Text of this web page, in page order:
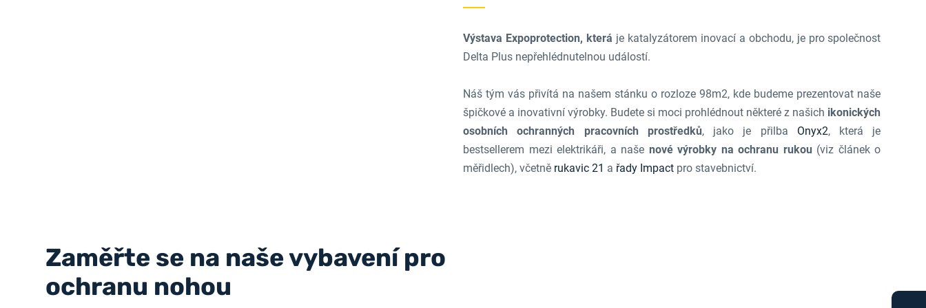
Výstava Expoprotection, která je katalyzátorem inovací a obchodu, je pro společnost
Delta Plus nepřehlédnutelnou událostí.
Náš tým vás přivítá na našem stánku o rozloze 98m2, kde budeme prezentovat naše
špičkové a inovativní výrobky. Budete si moci prohlédnout některé z našich ikonických
osobních ochranných pracovních prostředků, jako je přilba Onyx2, která je
bestsellerem mezi elektrikáři, a naše nové výrobky na ochranu rukou (viz článek o
měřidlech), včetně rukavic 21 a řady Impactpro stavebnictví.
Zaměřte se na naše vybavení pro
ochranu nohou